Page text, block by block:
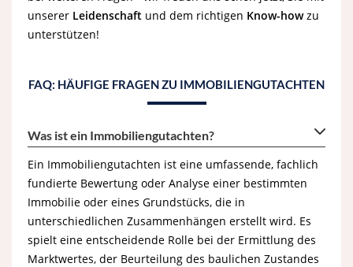
unserer Leidenschaft und dem richtigen Know-howzu
unterstützen!
FAQ: HÄUFIGE FRAGEN ZU IMMOBILIENGUTACHTEN
Was ist ein Immobiliengutachten?
Ein Immobiliengutachten ist eine umfassende, fachlich
fundierte Bewertung oder Analyse einer bestimmten
Immobilie oder eines Grundstücks, die in
unterschiedlichen Zusammenhängen erstellt wird. Es
spielt eine entscheidende Rolle bei der Ermittlung des
Marktwertes, der Beurteilung des baulichen Zustandes